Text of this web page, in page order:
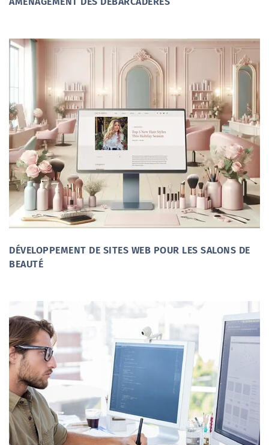
DÉVELOPPEMENT DE SITES WEB POUR LES SALONS DE
BEAUTÉ